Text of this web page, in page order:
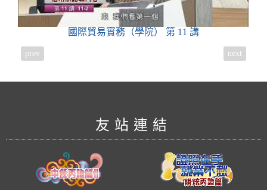
國際貿易實務（學院） 第 11 講
prev next
友站連結